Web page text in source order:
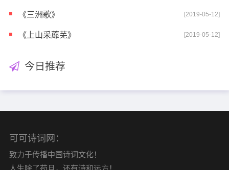
《三洲歌》 [2019-05-12]
《上山采蘼芜》 [2019-05-12]
今日推荐
可可诗词网：
致力于传播中国诗词文化！